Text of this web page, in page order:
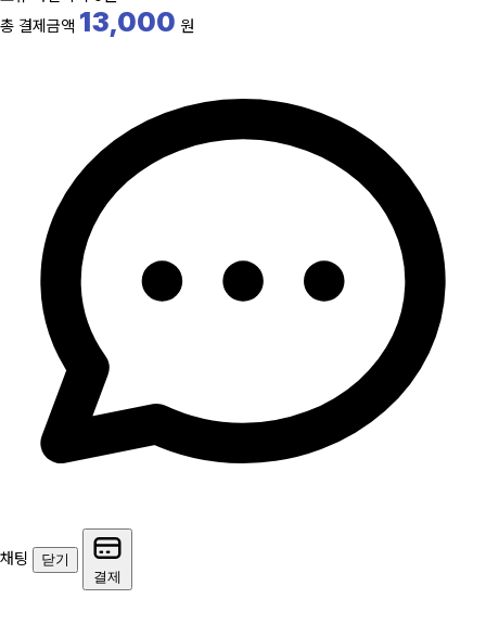
총 결제금액 13,000 원
채팅
닫기
결제